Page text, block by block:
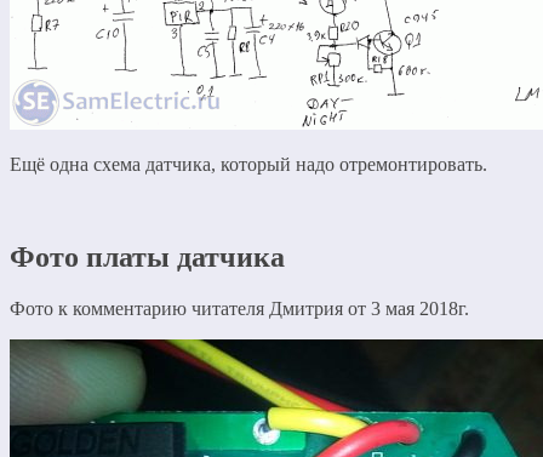
Ещё одна схема датчика, который надо отремонтировать.
Фото платы датчика
Фото к комментарию читателя Дмитрия от 3 мая 2018г.